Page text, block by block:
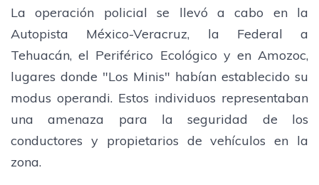
La operación policial se llevó a cabo en la
Autopista México-Veracruz, la Federal a
Tehuacán, el Periférico Ecológico y en Amozoc,
lugares donde "Los Minis" habían establecido su
modus operandi. Estos individuos representaban
una amenaza para la seguridad de los
conductores y propietarios de vehículos en la
zona.